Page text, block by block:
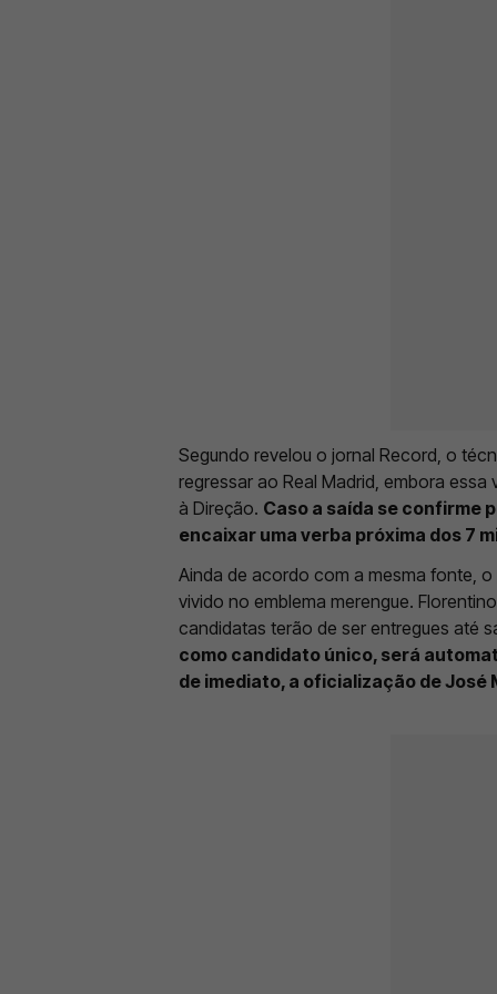
Segundo revelou o jornal Record, o
regressar ao Real Madrid, embora
à Direção. Caso a saída se confirme
encaixar uma verba próxima dos 7
Ainda de acordo com a mesma fonte,
vivido no emblema merengue.
candidatas terão de ser entregues até
como candidato único, será
de imediato, a oficialização de